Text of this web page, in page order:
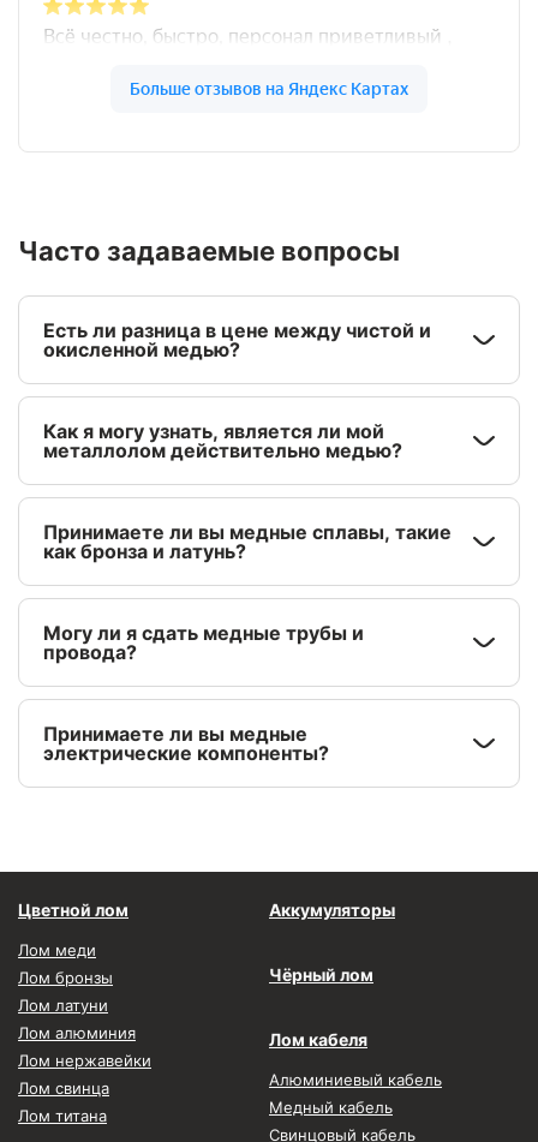
Часто задаваемые вопросы
Есть ли разница в цене между чистой и
окисленной медью?
Как я могу узнать, является ли мой
металлолом действительно медью?
Принимаете ли вы медные сплавы, такие
как бронза и латунь?
Могу ли я сдать медные трубы и
провода?
Принимаете ли вы медные
электрические компоненты?
Цветной лом
Лом меди
Лом бронзы
Лом латуни
Лом алюминия
Лом нержавейки
Лом свинца
Лом титана
Аккумуляторы
Чёрный лом
Лом кабеля
Алюминиевый кабель
Медный кабель
Свинцовый кабель